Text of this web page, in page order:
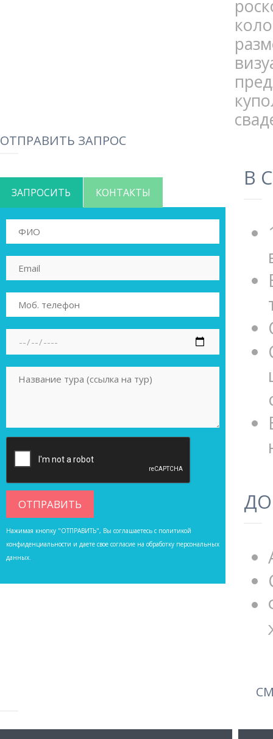
ОТПРАВИТЬ ЗАПРОС
ЗАПРОСИТЬ КОНТАКТЫ
Нажимая кнопку "ОТПРАВИТЬ", Вы соглашаетесь с политикой
конфиденциальности и даете свое согласие на обработку персональных
данных.
В